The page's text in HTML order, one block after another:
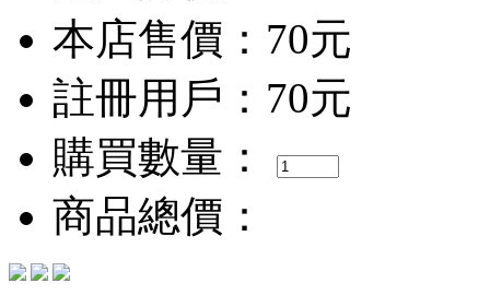
本店售價： 70元
註冊用戶： 70元
購買數量：
商品總價：